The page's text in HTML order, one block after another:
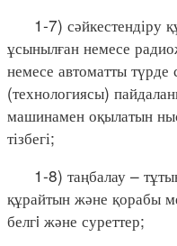
1-7) сәйкестендіру
ұсынылған немесе
немесе автоматты түрде
(технологиясы)
машинамен оқылатын
тізбегі;
1-8) таңбалау –
құрайтын және қорабы
белгi және суреттер;